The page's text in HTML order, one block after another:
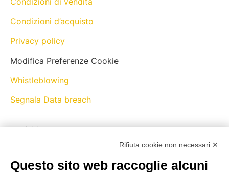
Condizioni d’acquisto
Privacy policy
Modifica Preferenze Cookie
Whistleblowing
Segnala Data breach
Iscriviti alla newsletter
Rifiuta cookie non necessari ✕
Questo sito web raccoglie alcuni